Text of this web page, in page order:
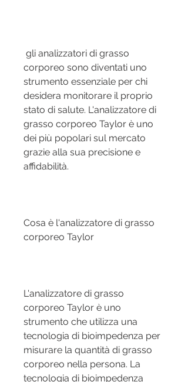
corporeo sono diventati uno
strumento essenziale per chi
desidera monitorare il proprio
stato di salute. L'analizzatore di
grasso corporeo Taylor è uno
dei più popolari sul mercato
grazie alla sua precisione e
affidabilità.
Cosa è l'analizzatore di grasso
corporeo Taylor
L'analizzatore di grasso
corporeo Taylor è uno
strumento che utilizza una
tecnologia di bioimpedenza per
misurare la quantità di grasso
corporeo nella persona. La
tecnologia di bioimpedenza